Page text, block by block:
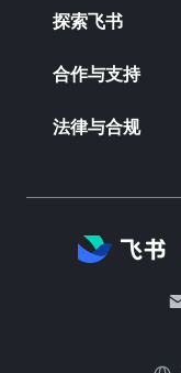
探索飞书
合作与支持
法律与合规